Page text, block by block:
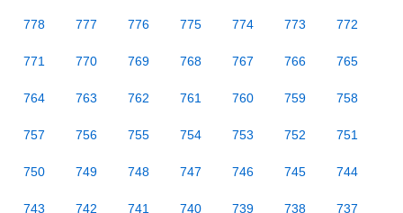
778 777 776 775 774 773 772
771 770 769 768 767 766 765
764 763 762 761 760 759 758
757 756 755 754 753 752 751
750 749 748 747 746 745 744
743 742 741 740 739 738 737